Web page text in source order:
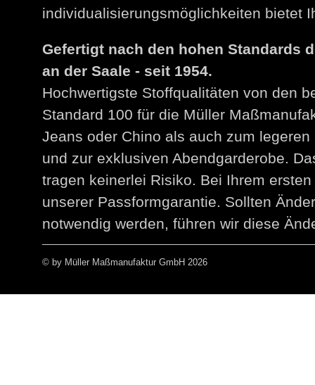
individualisierungsmöglichkeiten bietet
Gefertigt nach den hohen Standards
an der Saale - seit 1954.
Hochwertigste Stoffqualitäten von den
Standard 100 für die Müller
Jeans oder Chino als auch zum
und zur exklusiven Abendgarderobe.
tragen keinerlei Risiko. Bei Ihrem
unserer Passformgarantie. Sollten
notwendig werden, führen wir diese
© by Müller Maßmanufaktur GmbH 2026